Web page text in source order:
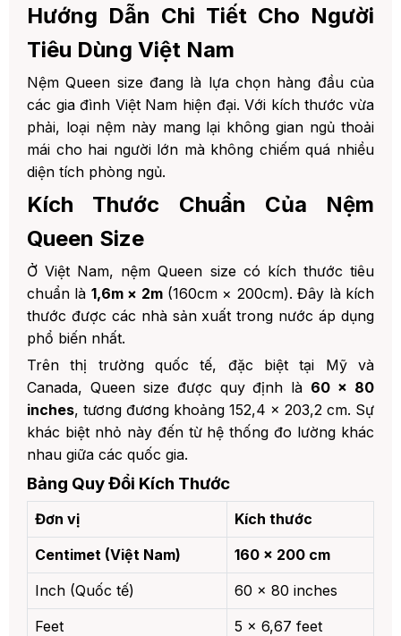
1. Bảng Quy Đổi Kích Thước
2. Các Biến Thể Kích Thước Queen
Size
3. Yêu Cầu Không Gian Phòng Ngủ
4. Độ Dày Nệm Khuyến Nghị
5. Ai Nên Chọn Nệm Queen Size?
6. So Sánh Queen Size Với Các Kích
7. Lưu Ý Khi Chọn Mua Nệm Queen
Size
8. Kết Luận
9. Sản phẩm gợi ý từ Đệm Việt
Hướng Dẫn Chi Tiết Cho Người
Tiêu Dùng Việt Nam
Nệm Queen size đang là lựa chọn hàng đầu của
các gia đình Việt Nam hiện đại. Với kích thước vừa
phải, loại nệm này mang lại không gian ngủ thoải
mái cho hai người lớn mà không chiếm quá nhiều
diện tích phòng ngủ.
Kích Thước Chuẩn Của Nệm
Queen Size
Ở Việt Nam, nệm Queen size có kích thước tiêu
chuẩn là 1,6m × 2m(160cm × 200cm). Đây là kích
thước được các nhà sản xuất trong nước áp dụng
phổ biến nhất.
Trên thị trường quốc tế, đặc biệt tại Mỹ và
Canada, Queen size được quy định là 60 × 80
inches, tương đương khoảng 152,4 × 203,2 cm. Sự
khác biệt nhỏ này đến từ hệ thống đo lường khác
nhau giữa các quốc gia.
Bảng Quy Đổi Kích Thước
Đơn vị
Kích thước
Centimet (Việt Nam)
160 × 200 cm
Inch (Quốc tế)
60 × 80 inches
Feet
5 × 6,67 feet